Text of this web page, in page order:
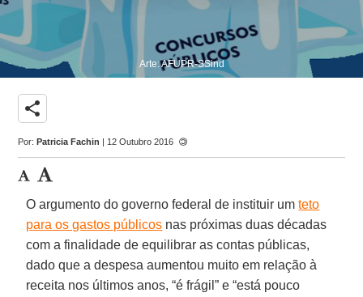
Arte: AFUPR-SSind
share
Por:Patricia Fachin | 12 Outubro 2016
O argumento do governo federal de instituir umteto
para os gastos públicos nas próximas duas décadas
com a finalidade de equilibrar as contas públicas,
dado que a despesa aumentou muito em relação à
receita nos últimos anos, “é frágil” e “está pouco